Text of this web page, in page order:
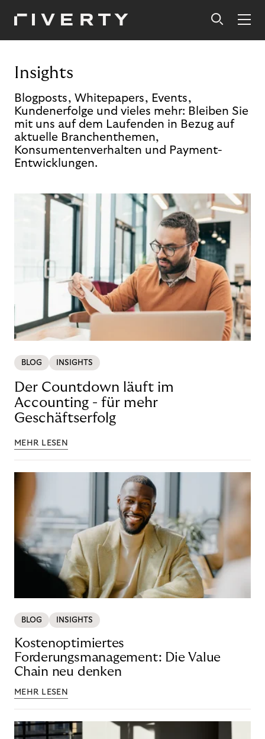
Insights
Blogposts, Whitepapers, Events,
Kundenerfolge und vieles mehr: Bleiben Sie
mit uns auf dem Laufenden in Bezug auf
aktuelle Branchenthemen,
Konsumentenverhalten und Payment-
Entwicklungen.
BLOG INSIGHTS
Der Countdown läuft im
Accounting - für mehr
Geschäftserfolg
MEHR LESEN
BLOG INSIGHTS
Kostenoptimiertes
Forderungsmanagement: Die Value
Chain neu denken
MEHR LESEN